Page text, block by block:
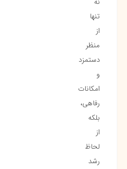
تنها
از
منظر
دستمزد
و
امکانات
رفاهی،
بلکه
از
لحاظ
رشد